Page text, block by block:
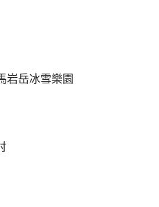
岩岳冰雪樂園